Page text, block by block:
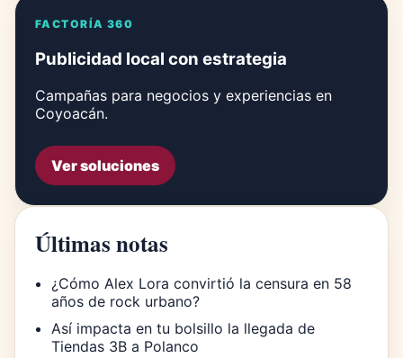
FACTORÍA 360
Publicidad local con estrategia
Campañas para negocios y experiencias en
Coyoacán.
Ver soluciones
Últimas notas
¿Cómo Alex Lora convirtió la censura en 58
años de rock urbano?
Así impacta en tu bolsillo la llegada de
Tiendas 3B a Polanco